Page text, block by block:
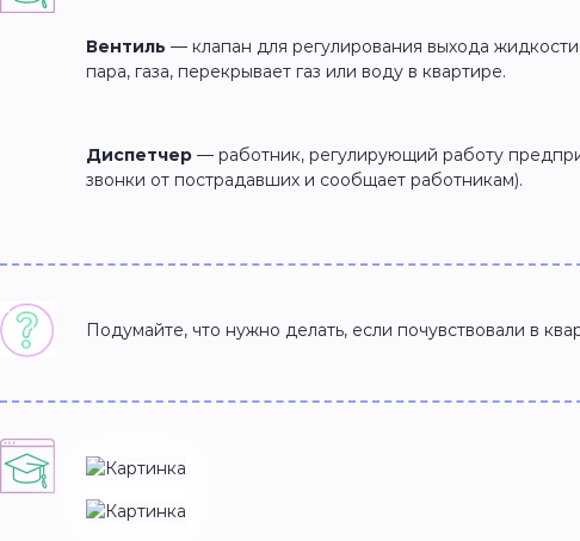
Вентиль — клапан для регулирования выхода
пара, газа, перекрывает газ или воду в квартире.
Диспетчер — работник, регулирующий работу
звонки от пострадавших и сообщает работникам).
Подумайте, что нужно делать, если почувствовали в